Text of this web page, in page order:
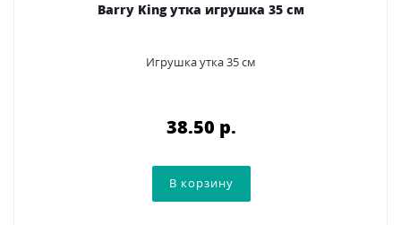
Barry King утка игрушка 35 см
Игрушка утка 35 см
38.50 p.